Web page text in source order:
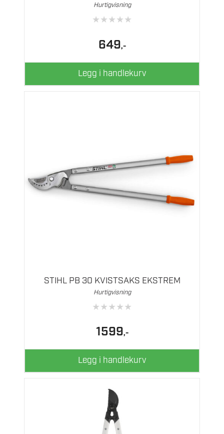
Hurtigvisning
★★★★★
649,-
Legg i handlekurv
STIHL PB 30 KVISTSAKS EKSTREM
Hurtigvisning
★★★★★
1599,-
Legg i handlekurv